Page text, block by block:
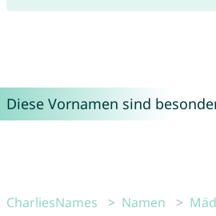
Diese Vornamen sind
CharliesNames Namen